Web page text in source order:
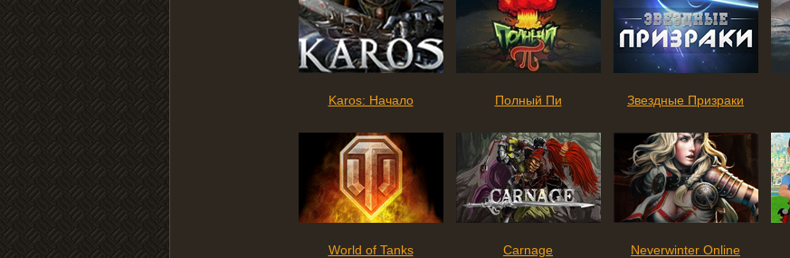
Karos: Начало Полный Пи Звездные Призраки
World of Tanks Carnage Neverwinter Online